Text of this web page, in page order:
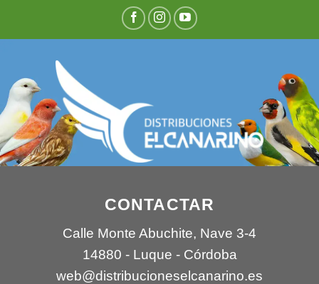
CONTACTAR
Calle Monte Abuchite, Nave 3-4
14880 - Luque - Córdoba
web@distribucioneselcanarino.es